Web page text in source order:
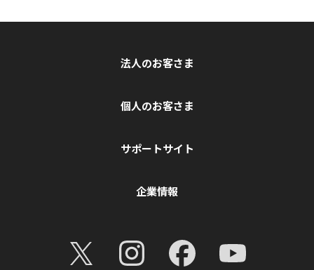
法人のお客さま
個人のお客さま
サポートサイト
企業情報